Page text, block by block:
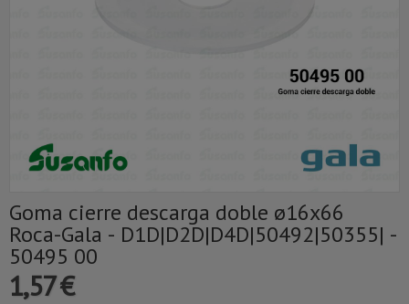
Goma cierre descarga doble ø16x66
Roca-Gala - D1D|D2D|D4D|50492|50355| -
50495 00
1,57 €